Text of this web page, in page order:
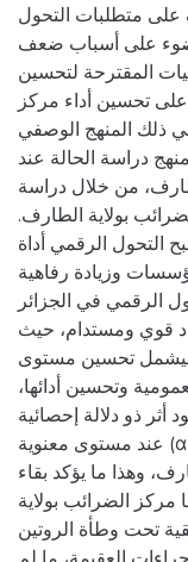
على متطلبات التحول
على أسباب ضعف
المقترحة لتحسين
على تحسين أداء مركز
ذلك المنهج الوصفي
دراسة الحالة عند
من خلال دراسة
بولاية الطارف.
التحول الرقمي أداة
وزيادة رفاهية
الرقمي في الجزائر
قوي ومستدام، حيث
ليشمل تحسين مستوى
وتحسين أدائها،
أثر ذو دلالة إحصائية
عند مستوى معنوية (α ≤ 0.05) يبرز تأثير التحول الرقمي على
وهذا ما يؤكد بقاء
مركز الضرائب بولاية
تحت وطأة الروتين